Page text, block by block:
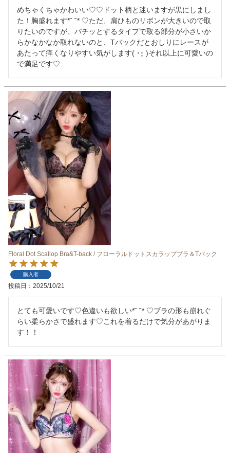
めちゃくちゃかわいい♡♡ドット柄と迷いますが黒にしまし
た！胸盛れます*˘ ˘* ♡ただ、肩ひものリボンが大きいので取
りたいのですが、パチッとするタイプで取る部分が小さいか
らかなかなか取れないのと、Tバックだとおしりにレースが
あたって痒くなりやすい気がします( ･･̥ )それ以上に可愛いの
で満足です♡‬
Floral Dot Scallop Bra&T-back / フローラルドットスカラップブラ＆Tバック
購入者
投稿日 2025/10/21
とても可愛いです♡色違いも欲しい*˘ ˘* ♡ブラの形も崩れぐ
らい柔らかさで盛れます♡これを着るだけで気分があがりま
す！！